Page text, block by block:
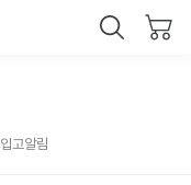
입고알림